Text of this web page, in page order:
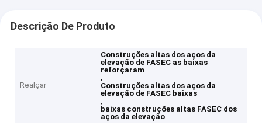
Descrição De Produto
Realçar
Construções altas dos aços da
elevação de FASEC as baixas
reforçaram
,
Construções altas dos aços da
elevação de FASEC baixas
,
baixas construções altas FASEC dos
aços da elevação